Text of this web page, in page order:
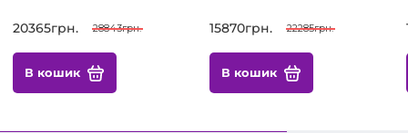
20365грн. 28843грн.
В кошик
15870грн. 22285грн.
В кошик